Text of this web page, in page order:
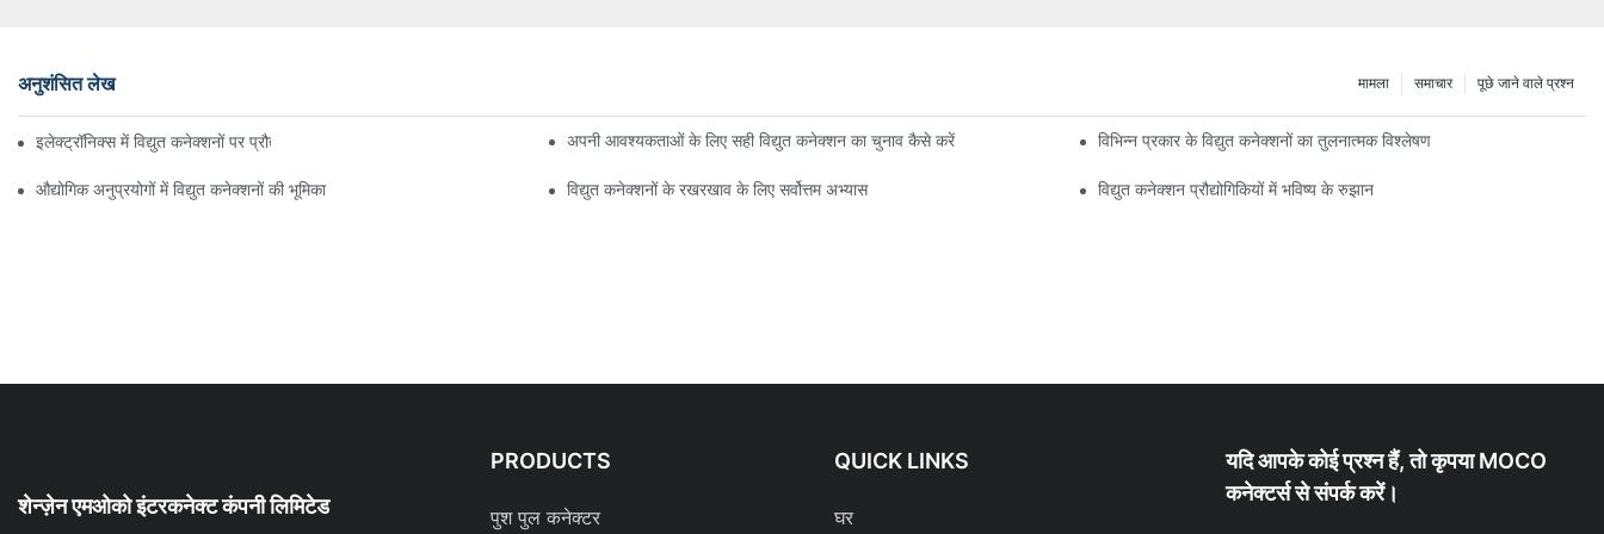
अनुशंसित लेख पूछे जाने वाले प्रश्न
समाचार
मामला
इलेक्ट्रॉनिक्स में विद्युत कनेक्शनों पर प्रौद्योगिकी का प्रभाव अपनी आवश्यकताओं के लिए सही विद्युत कनेक्शन का चुनाव कैसे करें विभिन्न प्रकार के विद्युत कनेक्शनों का तुलनात्मक विश्लेषण
औद्योगिक अनुप्रयोगों में विद्युत कनेक्शनों की भूमिका विद्युत कनेक्शनों के रखरखाव के लिए सर्वोत्तम अभ्यास विद्युत कनेक्शन प्रौद्योगिकियों में भविष्य के रुझान
शेन्ज़ेन एमओको इंटरकनेक्ट कंपनी लिमिटेड
PRODUCTS
पुश पुल कनेक्टर
QUICK LINKS
घर
यदि आपके कोई प्रश्न हैं, तो कृपया MOCO
कनेक्टर्स से संपर्क करें।